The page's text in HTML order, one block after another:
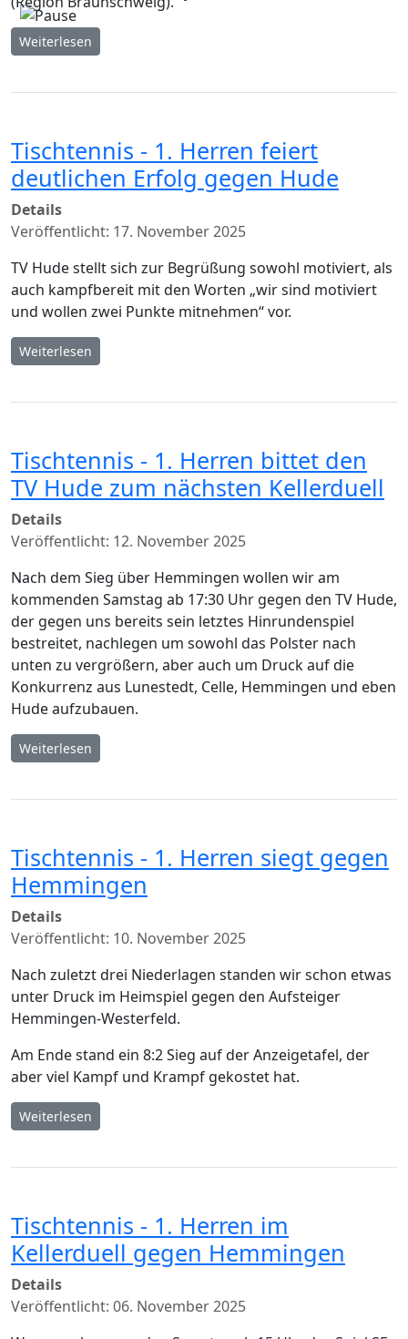
Weiterlesen
Tischtennis - 1. Herren feiert
deutlichen Erfolg gegen Hude
Details
Veröffentlicht: 17. November 2025
TV Hude stellt sich zur Begrüßung sowohl motiviert, als
auch kampfbereit mit den Worten „wir sind motiviert
und wollen zwei Punkte mitnehmen“ vor.
Weiterlesen
Tischtennis - 1. Herren bittet den
TV Hude zum nächsten Kellerduell
Details
Veröffentlicht: 12. November 2025
Nach dem Sieg über Hemmingen wollen wir am
kommenden Samstag ab 17:30 Uhr gegen den TV Hude,
der gegen uns bereits sein letztes Hinrundenspiel
bestreitet, nachlegen um sowohl das Polster nach
unten zu vergrößern, aber auch um Druck auf die
Konkurrenz aus Lunestedt, Celle, Hemmingen und eben
Hude aufzubauen.
Weiterlesen
Tischtennis - 1. Herren siegt gegen
Hemmingen
Details
Veröffentlicht: 10. November 2025
Nach zuletzt drei Niederlagen standen wir schon etwas
unter Druck im Heimspiel gegen den Aufsteiger
Hemmingen-Westerfeld.
Am Ende stand ein 8:2 Sieg auf der Anzeigetafel, der
aber viel Kampf und Krampf gekostet hat.
Weiterlesen
Tischtennis - 1. Herren im
Kellerduell gegen Hemmingen
Details
Veröffentlicht: 06. November 2025